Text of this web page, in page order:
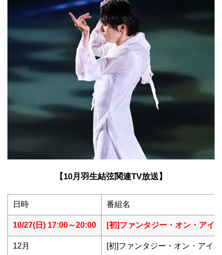
【10月羽生結弦関連TV放送】
日時 番組名
10/27(日) 17:00～20:00 [初]ファンタジー・オン・アイ
12月 [初]ファンタジー・オン・アイ